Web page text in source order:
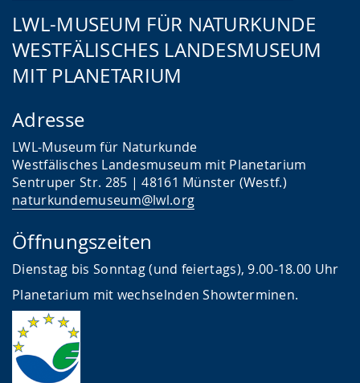
LWL-MUSEUM FÜR NATURKUNDE
WESTFÄLISCHES LANDESMUSEUM
MIT PLANETARIUM
Adresse
LWL-Museum für Naturkunde
Westfälisches Landesmuseum mit Planetarium
Sentruper Str. 285 | 48161 Münster (Westf.)
naturkundemuseum@lwl.org
Öffnungszeiten
Dienstag bis Sonntag (und feiertags), 9.00-18.00 Uhr
Planetarium mit wechselnden Showterminen.